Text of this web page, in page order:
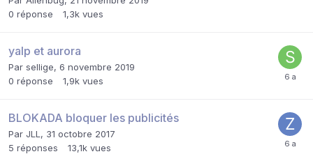
0 réponse 1,3k vues
yalp et aurora
Par sellige, 6 novembre 2019
0 réponse 1,9k vues
BLOKADA bloquer les publicités
Par JLL , 31 octobre 2017
5 réponses 13,1k vues